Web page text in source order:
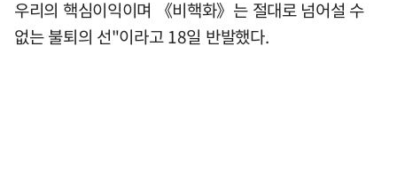
우리의 핵심이익이며 《비핵화》는 절대로 넘어설 수
없는 불퇴의 선"이라고 18일 반발했다.